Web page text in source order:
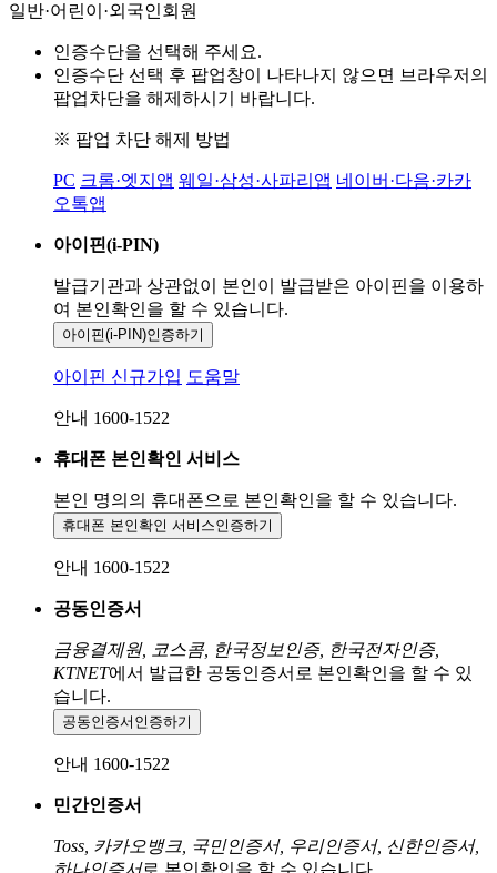
일반·어린이·외국인회원
인증수단을 선택해 주세요.
인증수단 선택 후 팝업창이 나타나지 않으면 브라우저의
팝업차단을 해제하시기 바랍니다.
※ 팝업 차단 해제 방법
PC 크롬·엣지앱 웨일·삼성·사파리앱 네이버·다음·카카
오톡앱
아이핀(i-PIN)
발급기관과 상관없이 본인이 발급받은 아이핀을 이용하
여 본인확인을 할 수 있습니다.
아이핀(i-PIN)인증하기
아이핀 신규가입 도움말
안내 1600-1522
휴대폰 본인확인 서비스
본인 명의의 휴대폰으로 본인확인을 할 수 있습니다.
휴대폰 본인확인 서비스인증하기
안내 1600-1522
공동인증서
금융결제원, 코스콤, 한국정보인증, 한국전자인증,
KTNET에서 발급한 공동인증서로 본인확인을 할 수 있
습니다.
공동인증서 인증하기
안내 1600-1522
민간인증서
Toss, 카카오뱅크, 국민인증서, 우리인증서, 신한인증서,